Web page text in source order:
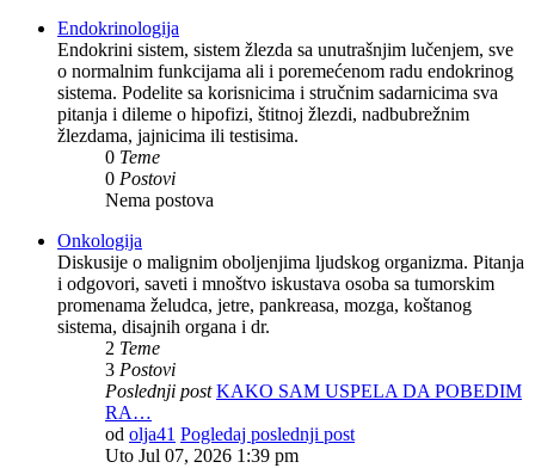
Endokrinologija
Endokrini sistem, sistem žlezda sa unutrašnjim lučenjem, sve
o normalnim funkcijama ali i poremećenom radu endokrinog
sistema. Podelite sa korisnicima i stručnim sadarnicima sva
pitanja i dileme o hipofizi, štitnoj žlezdi, nadbubrežnim
žlezdama, jajnicima ili testisima.
0 Teme
0 Postovi
Nema postova
Onkologija
Diskusije o malignim oboljenjima ljudskog organizma. Pitanja
i odgovori, saveti i mnoštvo iskustava osoba sa tumorskim
promenama želudca, jetre, pankreasa, mozga, koštanog
sistema, disajnih organa i dr.
2 Teme
3 Postovi
Poslednji post KAKO SAM USPELA DA POBEDIM
RA…
od olja41 Pogledaj poslednji post
Uto Jul 07, 2026 1:39 pm